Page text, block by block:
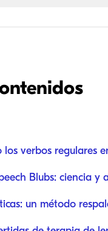
verbos regulares
Blubs: ciencia y
un método